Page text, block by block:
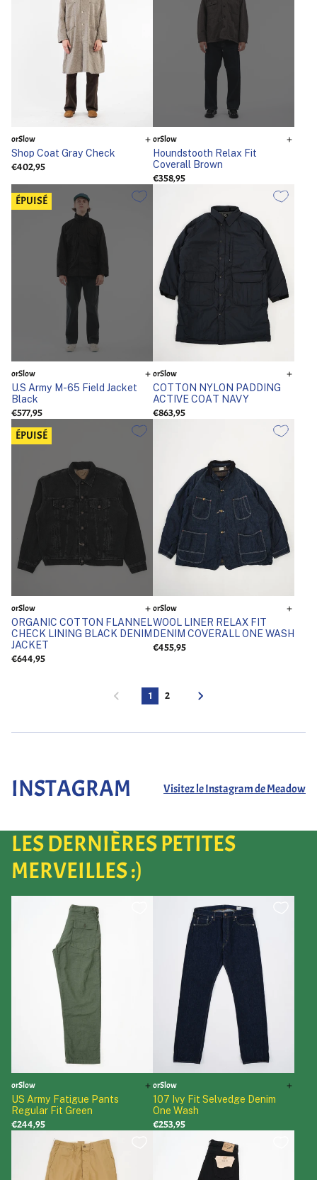
orSlow
Shop Coat Gray Check
€402,95
orSlow
Houndstooth Relax Fit
Coverall Brown
€358,95
ÉPUISÉ
orSlow
U.S Army M-65 Field Jacket
Black
€577,95
orSlow
COTTON NYLON PADDING
ACTIVE COAT NAVY
€863,95
ÉPUISÉ
orSlow
ORGANIC COTTON FLANNEL
CHECK LINING BLACK DENIM
JACKET
€644,95
orSlow
WOOL LINER RELAX FIT
DENIM COVERALL ONE WASH
€455,95
1 2
INSTAGRAM Visitez le Instagram de Meadow
LES DERNIÈRES PETITES
MERVEILLES :)
orSlow
US Army Fatigue Pants
Regular Fit Green
€244,95
orSlow
107 Ivy Fit Selvedge Denim
One Wash
€253,95